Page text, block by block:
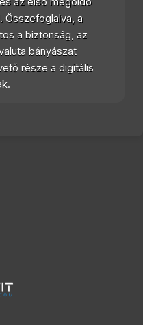
Összefoglalva, a
a biztonság, az
bányászat
része a digitális